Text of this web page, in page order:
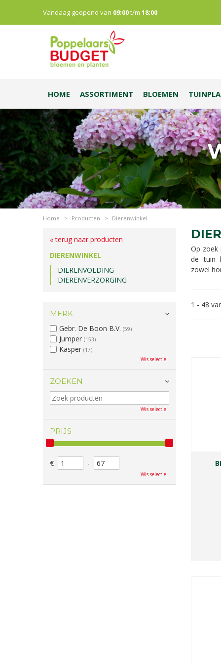
Home > Producten > Dierenwinkel
Vandaag geopend van 09:00t/m 18:00
HOME ASSORTIMENT BLOEMEN
Op
de tuin
zowel
1 - 48
« terug naar producten
DIERENWINKEL
DIERENVOEDING
DIERENVERZORGING
MERK
Gebr. De Boon B.V. (59)
Jumper (153)
Kasper (17)
Wis selectie
ZOEKEN
Wis selectie
PRIJS
€ -
Wis selectie